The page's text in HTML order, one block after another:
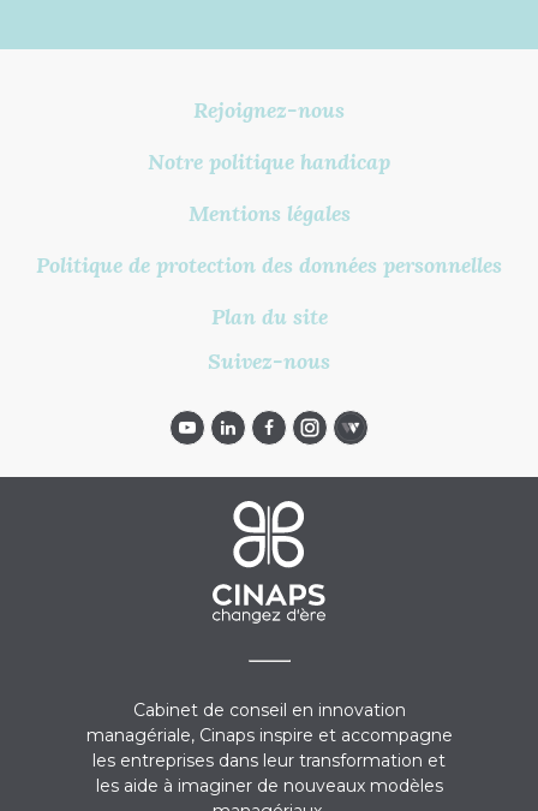
Cabinet de conseil en innovation
managériale, Cinaps inspire et accompagne
les entreprises dans leur transformation et
les aide à imaginer de nouveaux modèles
Rejoignez-nous
Notre politique handicap
Mentions légales
Politique de protection des données personnelles
Plan du site
Suivez-nous